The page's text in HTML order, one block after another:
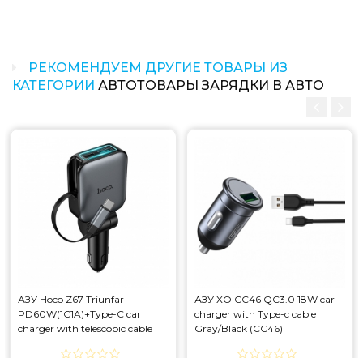
РЕКОМЕНДУЕМ ДРУГИЕ ТОВАРЫ ИЗ
КАТЕГОРИИ АВТОТОВАРЫ ЗАРЯДКИ В АВТО
АЗУ Hoco Z67 Triunfar
PD60W(1C1A)+Type-C car
charger with telescopic cable
АЗУ XO CC46 QC3.0 18W car
charger with Type-c cable
Gray/Black (CC46)